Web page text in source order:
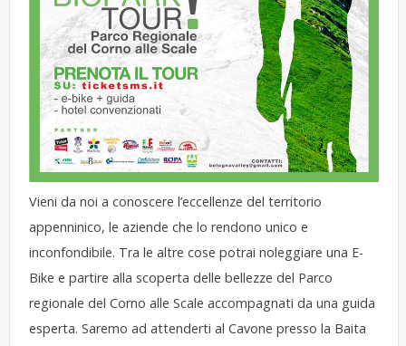
Vieni da noi a conoscere l’eccellenze del territorio
appenninico, le aziende che lo rendono unico e
inconfondibile. Tra le altre cose potrai noleggiare una E-
Bike e partire alla scoperta delle bellezze del Parco
regionale del Corno alle Scale accompagnati da una guida
esperta. Saremo ad attenderti al Cavone presso la Baita